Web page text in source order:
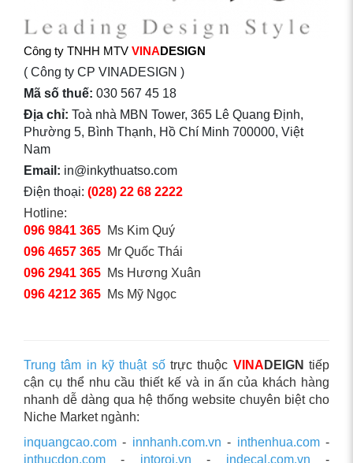
Công ty TNHH MTV VINADESIGN
( Công ty CP VINADESIGN )
Mã số thuế: 030 567 45 18
Địa chỉ: Toà nhà MBN Tower, 365 Lê Quang Định,
Phường 5, Bình Thạnh, Hồ Chí Minh 700000, Việt
Nam
Email: in@inkythuatso.com
Điện thoại: (028) 22 68 2222
Hotline:
096 9841 365 Ms Kim Quý
096 4657 365 Mr Quốc Thái
096 2941 365 Ms Hương Xuân
096 4212 365 Ms Mỹ Ngọc
Trung tâm in kỹ thuật sốtrực thuộc VINA DEIGN tiếp
cận cụ thể nhu cầu thiết kế và in ấn của khách hàng
nhanh dễ dàng qua hệ thống website chuyên biệt cho
Niche Market ngành:
inquangcao.com - innhanh.com.vn - inthenhua.com-
inthucdon.com - intoroi.vn - indecal.com.vn -